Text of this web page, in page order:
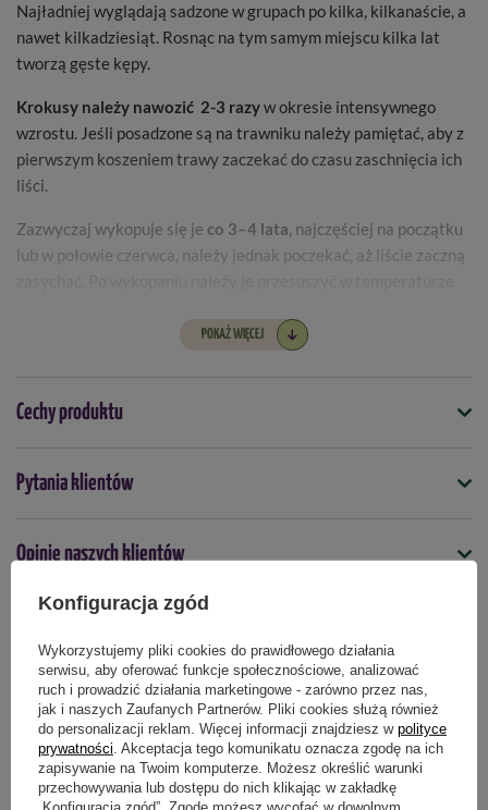
Najładniej wyglądają sadzone w grupach po kilka, kilkanaście, a
nawet kilkadziesiąt. Rosnąc na tym samym miejscu kilka lat
tworzą gęste kępy.
Krokusy należy nawozić 2-3 razyw okresie intensywnego
wzrostu. Jeśli posadzone są na trawniku należy pamiętać, aby z
pierwszym koszeniem trawy zaczekać do czasu zaschnięcia ich
liści.
Zazwyczaj wykopuje się je co 3–4 lata, najczęściej na początku
lub w połowie czerwca, należy jednak poczekać, aż liście zaczną
momentu sadzenia oczyszczone bulwy przechowuje się w
W opakowaniu znajduje się 10 szt. cebulek
Rozstaw sadzenia:
Wysokość rośliny:10 cm
Rozmiar: 8/9
Zimowanie:tak
POKAŻ WIĘCEJ
Cechy produktu
Symbol
5903772179279
jesień
Pytania klientów
Opinie naszych klientów
Produkty powiązane
Konfiguracja zgód
Wykorzystujemy pliki cookies do prawidłowego działania
serwisu, aby oferować funkcje społecznościowe, analizować
ruch i prowadzić działania marketingowe - zarówno przez nas,
jak i naszych Zaufanych Partnerów. Pliki cookies służą również
do personalizacji reklam. Więcej informacji znajdziesz w polityce
prywatności . Akceptacja tego komunikatu oznacza zgodę na ich
zapisywanie na Twoim komputerze. Możesz określić warunki
przechowywania lub dostępu do nich klikając w zakładkę